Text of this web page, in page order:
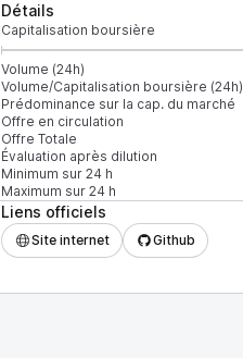
Détails
Capitalisation boursière
Volume (24h)
Volume/Capitalisation boursière (24h)
Prédominance sur la cap. du marché
Offre en circulation
Offre Totale
Évaluation après dilution
Minimum sur 24 h
Maximum sur 24 h
Liens officiels
Site internet Github